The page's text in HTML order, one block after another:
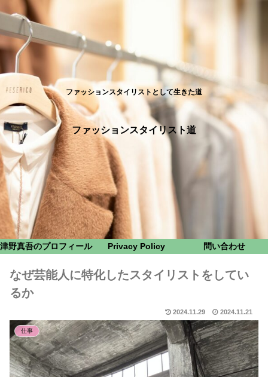
ファッションスタイリストとして生きた道
ファッションスタイリスト道
津野真吾のプロフィール Privacy Policy 問い合わせ
なぜ芸能人に特化したスタイリストをしてい
るか
2024.11.29 2024.11.21
仕事